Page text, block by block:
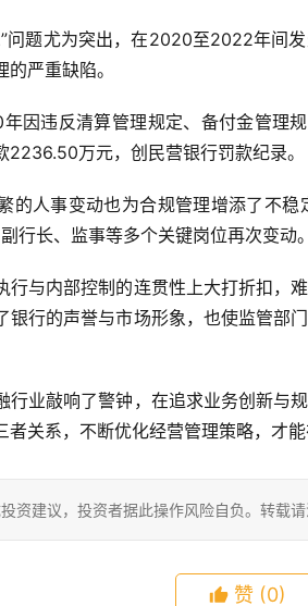
问题尤为突出，在2020至2022年间
严重缺陷。
因违反清算管理规定、备付金管理
万元，创民营银行罚款纪录。
的人事变动也为合规管理增添了不
行长、监事等多个关键岗位再次变动。
行与内部控制的连贯性上大打折扣，
银行的声誉与市场形象，也使监管部
行业敲响了警钟，在追求业务创新与
关系，不断优化经营管理策略，才
资建议，投资者据此操作风险自负。转载请
赞 (0)